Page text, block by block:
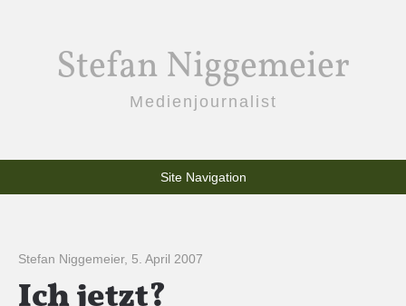
Stefan Niggemeier
Medienjournalist
Site Navigation
Stefan Niggemeier, 5. April 2007